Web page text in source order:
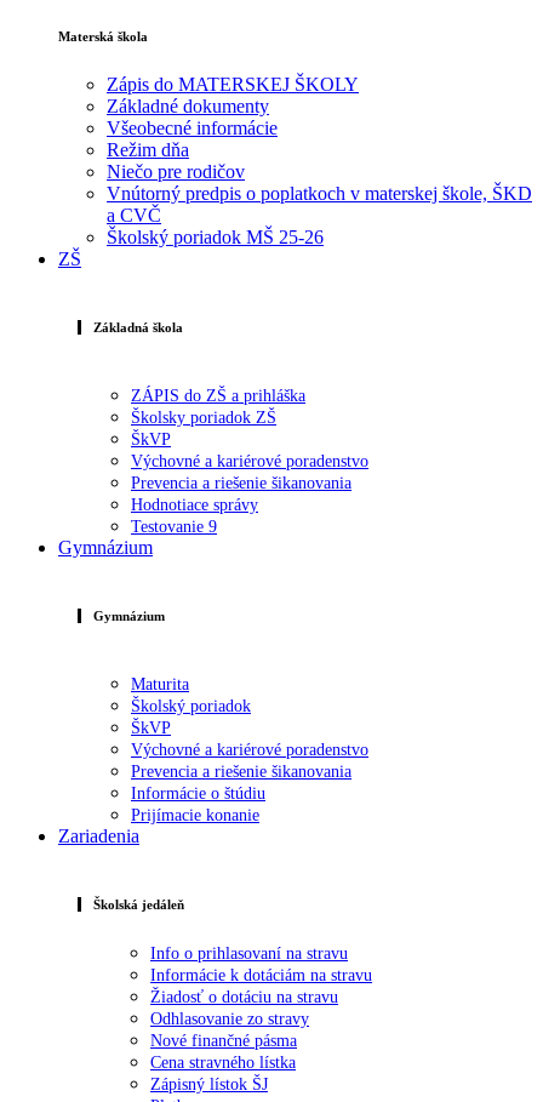
Materská škola
Zápis do MATERSKEJ ŠKOLY
Základné dokumenty
Všeobecné informácie
Režim dňa
Niečo pre rodičov
Vnútorný predpis o poplatkoch v materskej škole, ŠKD
a CVČ
Školský poriadok MŠ 25-26
ZŠ
Základná škola
ZÁPIS do ZŠ a prihláška
Školsky poriadok ZŠ
ŠkVP
Výchovné a kariérové poradenstvo
Prevencia a riešenie šikanovania
Hodnotiace správy
Testovanie 9
Gymnázium
Gymnázium
Maturita
Školský poriadok
ŠkVP
Výchovné a kariérové poradenstvo
Prevencia a riešenie šikanovania
Informácie o štúdiu
Prijímacie konanie
Zariadenia
Školská jedáleň
Info o prihlasovaní na stravu
Informácie k dotáciám na stravu
Žiadosť o dotáciu na stravu
Odhlasovanie zo stravy
Nové finančné pásma
Cena stravného lístka
Zápisný lístok ŠJ